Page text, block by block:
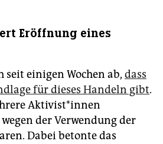
Eröffnung eines
seit einigen Wochen ab, dass
für dieses Handeln gibt.
Ak­ti­vis­t*in­nen
der Verwendung der
Dabei betonte das